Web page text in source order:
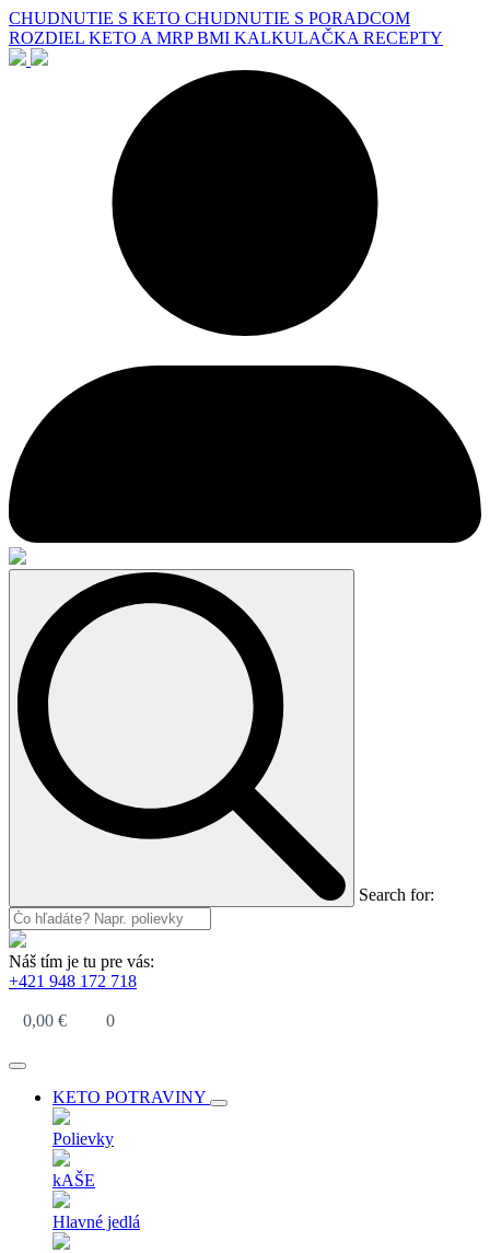
CHUDNUTIE S KETO CHUDNUTIE S PORADCOM
ROZDIEL KETO A MRPBMI KALKULAČKA RECEPTY
Search for:
Náš tím je tu pre vás:
+421 948 172 718
0,00 € 0
KETO POTRAVINY
Polievky
kAŠE
Hlavné jedlá